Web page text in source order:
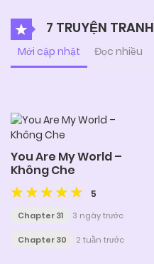
7 TRUYỆN TRANH
Mới cập nhật Đọc nhiều
You Are My World –
Không Che
5
Chapter 31 3 ngày trước
Chapter 30 2 tuần trước